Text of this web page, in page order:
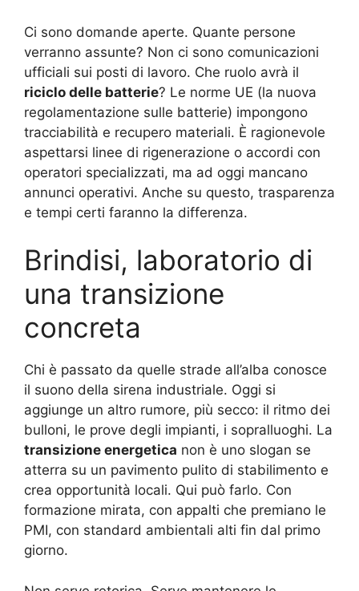
Ci sono domande aperte. Quante persone
verranno assunte? Non ci sono comunicazioni
ufficiali sui posti di lavoro. Che ruolo avrà il
riciclo delle batterie? Le norme UE (la nuova
regolamentazione sulle batterie) impongono
tracciabilità e recupero materiali. È ragionevole
aspettarsi linee di rigenerazione o accordi con
operatori specializzati, ma ad oggi mancano
annunci operativi. Anche su questo, trasparenza
e tempi certi faranno la differenza.
Brindisi, laboratorio di
una transizione
concreta
Chi è passato da quelle strade all’alba conosce
il suono della sirena industriale. Oggi si
aggiunge un altro rumore, più secco: il ritmo dei
bulloni, le prove degli impianti, i sopralluoghi. La
transizione energetica non è uno slogan se
atterra su un pavimento pulito di stabilimento e
crea opportunità locali. Qui può farlo. Con
formazione mirata, con appalti che premiano le
PMI, con standard ambientali alti fin dal primo
giorno.